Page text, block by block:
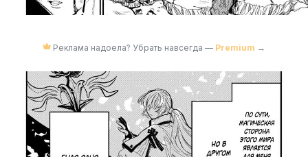
Реклама надоела? Убрать навсегда — Premium →